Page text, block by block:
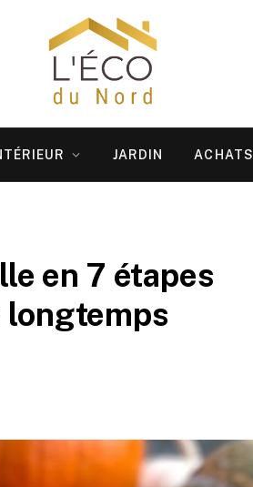
JARDIN ACHATS
en 7 étapes
longtemps